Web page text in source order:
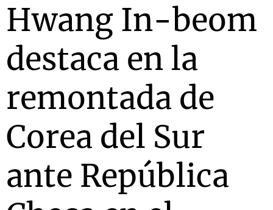
Hwang In-beom
destaca en la
remontada de
Corea del Sur
ante República